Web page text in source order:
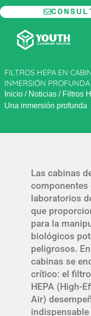
Ir
al
contenido
FILTROS HEPA EN
INMERSIÓN PROFUNDA
Inicio/ Noticias/ Filtros
Una inmersión profunda
Las cabinas
componentes
laboratorios
que
para la
biológicos
peligrosos.
cabinas se
crítico: el
HEPA (High-
Air)